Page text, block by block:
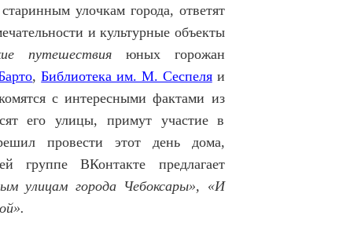
улочкам города, ответят
и культурные объекты
путешествияюных горожан
,Библиотека им. М. Сеспеляи
с интересными фактами из
его улицы, примут участие в
провести этот день дома,
группе ВКонтакте предлагает
улицам города Чебоксары», «И